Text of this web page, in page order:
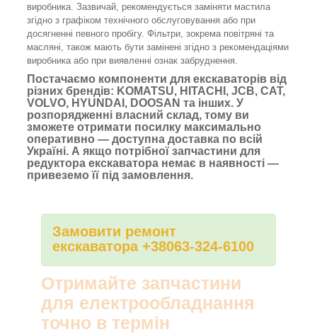
виробника. Зазвичай, рекомендується заміняти мастила
згідно з графіком технічного обслуговування або при
досягненні певного пробігу. Фільтри, зокрема повітряні та
масляні, також мають бути замінені згідно з рекомендаціями
виробника або при виявленні ознак забруднення.
Постачаємо компоненти для екскаваторів від
різних брендів: KOMATSU, HITACHI, JCB, CAT,
VOLVO, HYUNDAI, DOOSAN та інших. У
розпорядженні власний склад, тому ви
зможете отримати посилку максимально
оперативно — доступна доставка по всій
Україні. А якщо потрібної запчастини для
редуктора екскаватора немає в наявності —
привеземо її під замовлення.
Замовити ремонт
екскаватора +38063-324-6100
Отримайте запчастини
для електрообладнання
точно в термін